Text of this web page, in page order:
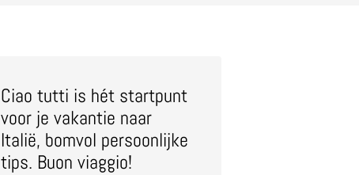
Ciao tutti is hét startpunt
voor je vakantie naar
Italië, bomvol persoonlijke
tips. Buon viaggio!